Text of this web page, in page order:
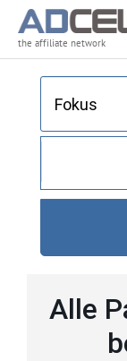
the affiliate network
Alle